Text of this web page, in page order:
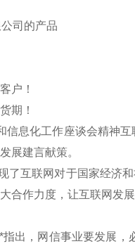
司的产品
户！
期！
息化工作座谈会精神
展建言献策。
互联网对于国家经济
合作力度，让互联网发
，网信事业要发展，